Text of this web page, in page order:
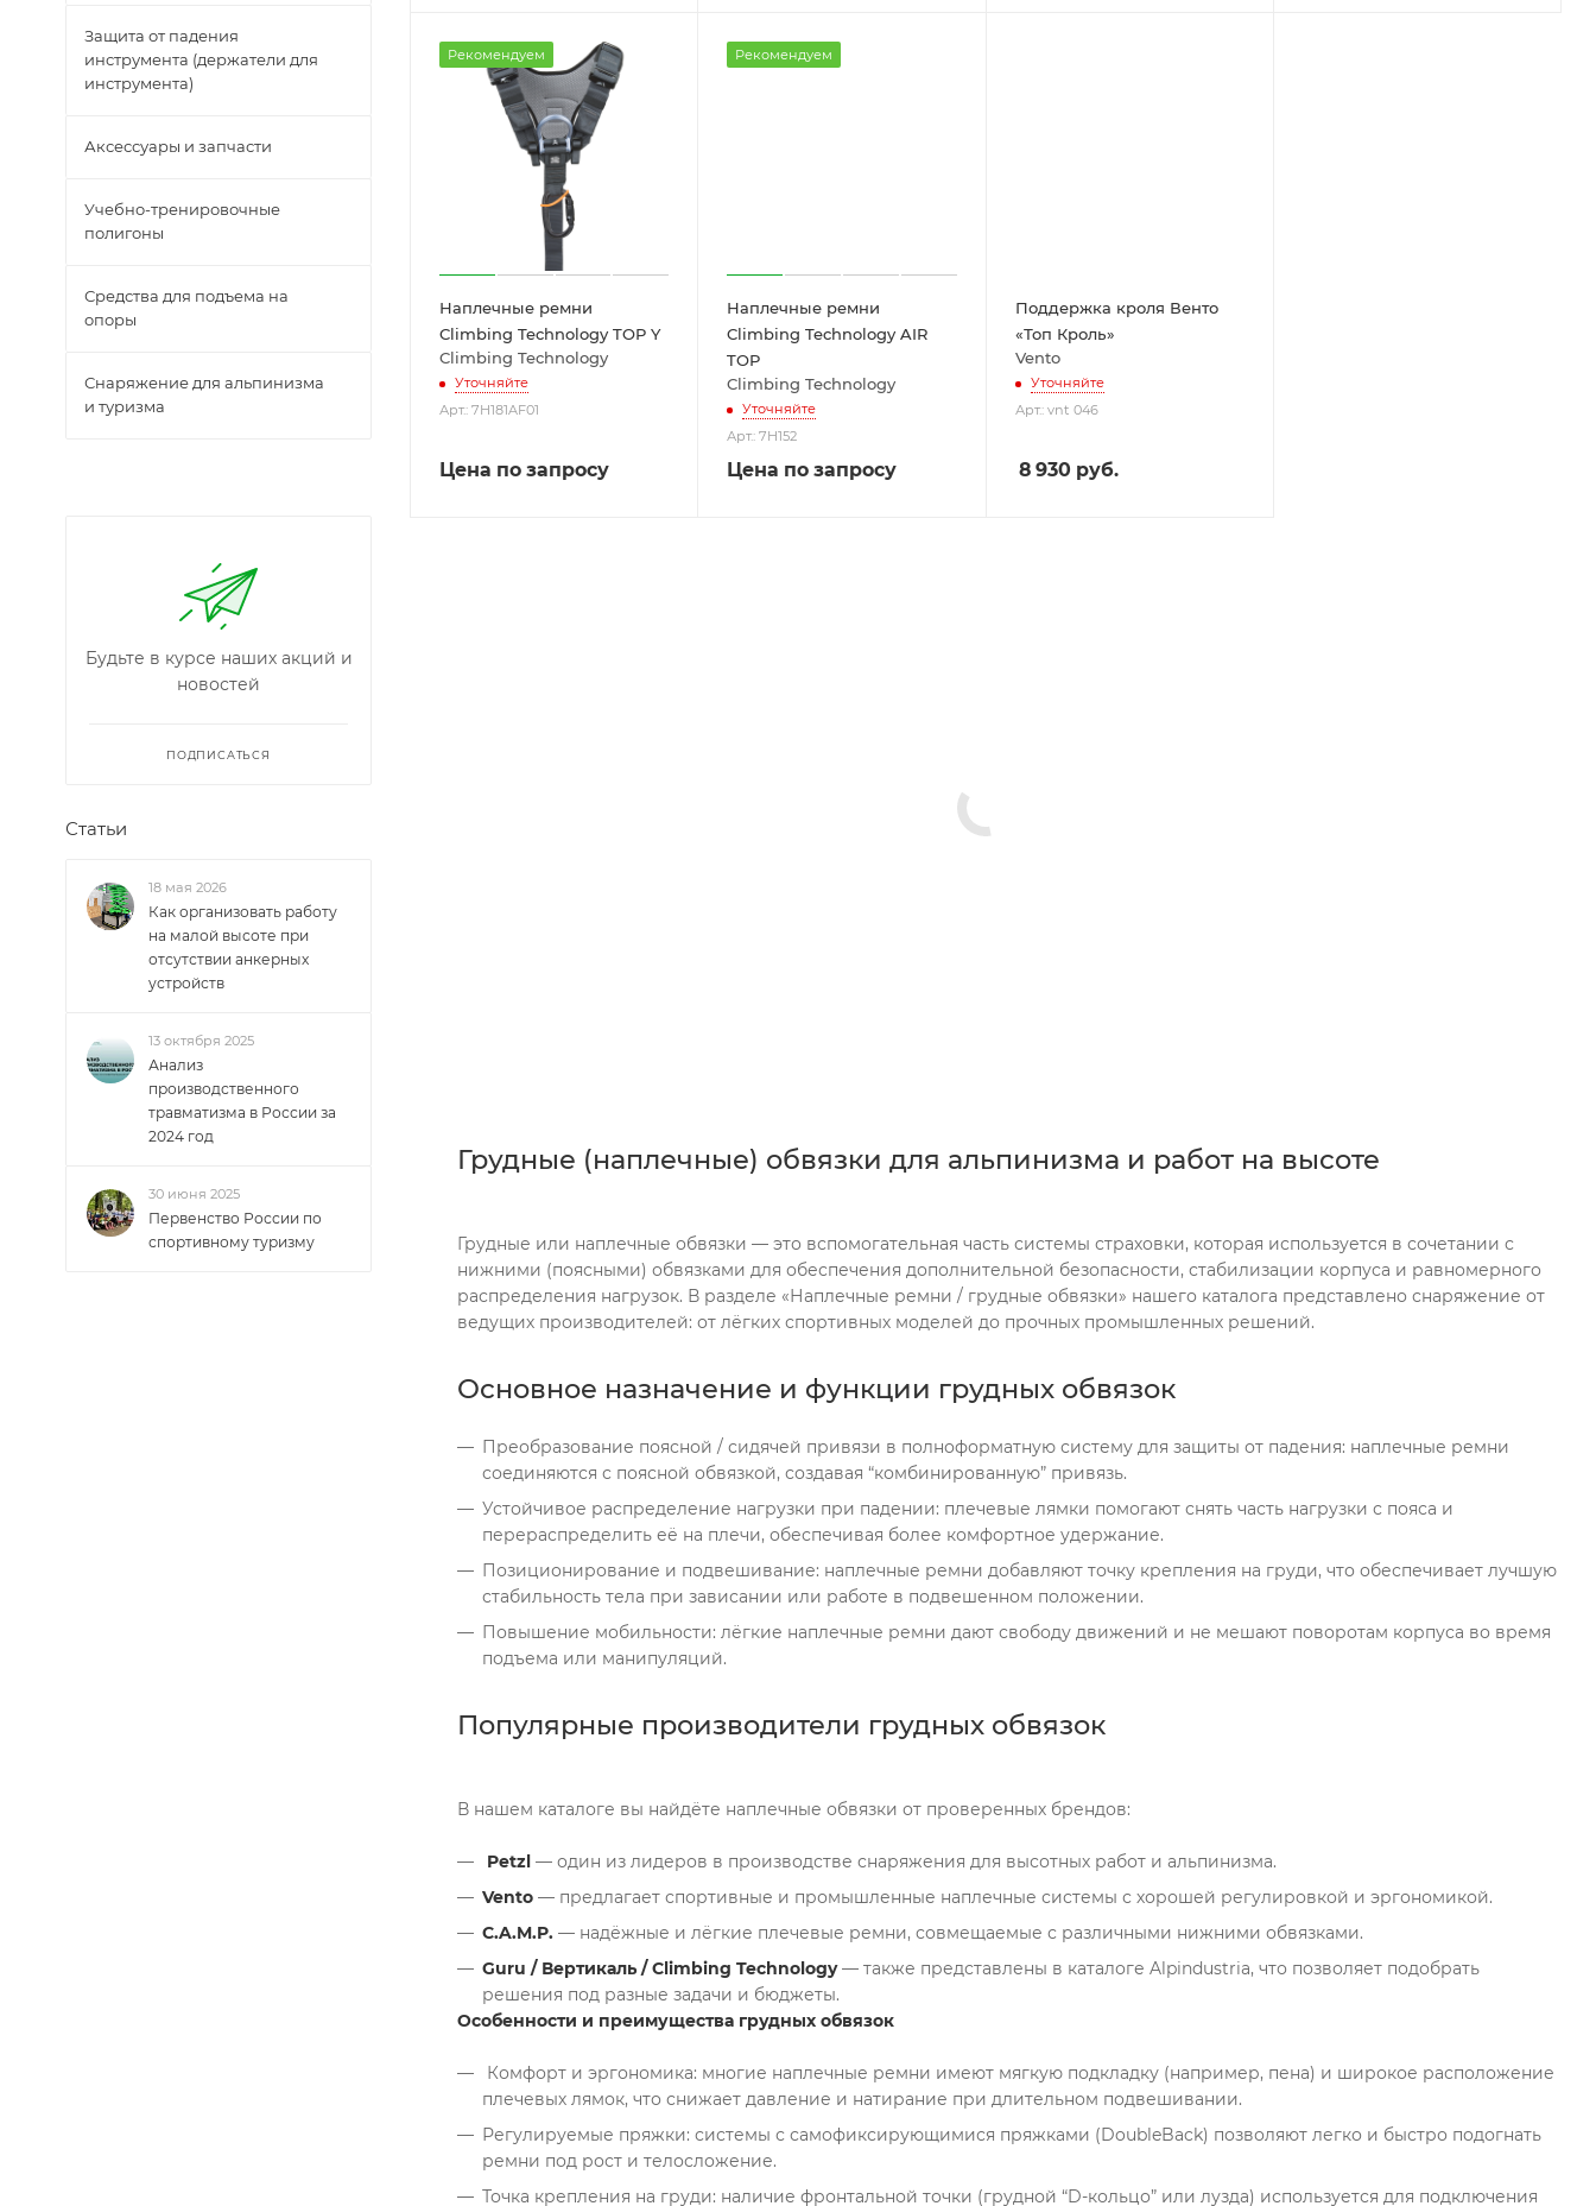
Рекомендуем
Наплечные ремни
Climbing Technology TOP Y
Climbing Technology
Уточняйте
Арт.: 7H181AF01
Цена по запросу
Рекомендуем
Наплечные ремни
Climbing Technology AIR
TOP
Climbing Technology
Уточняйте
Арт.: 7H152
Цена по запросу
Поддержка кроля Венто
«Топ Кроль»
Vento
Уточняйте
Арт.: vnt 046
8 930 руб.
Грудные (наплечные) обвязки для альпинизма и работ на высоте
Грудные или наплечные обвязки — это вспомогательная часть системы страховки, которая используется в сочетании с
нижними (поясными) обвязками для обеспечения дополнительной безопасности, стабилизации корпуса и равномерного
распределения нагрузок. В разделе «Наплечные ремни / грудные обвязки» нашего каталога представлено снаряжение от
ведущих производителей: от лёгких спортивных моделей до прочных промышленных решений.
Основное назначение и функции грудных обвязок
Преобразование поясной / сидячей привязи в полноформатную систему для защиты от падения: наплечные ремни
соединяются с поясной обвязкой, создавая “комбинированную” привязь.
Устойчивое распределение нагрузки при падении: плечевые лямки помогают снять часть нагрузки с пояса и
перераспределить её на плечи, обеспечивая более комфортное удержание.
Позиционирование и подвешивание: наплечные ремни добавляют точку крепления на груди, что обеспечивает лучшую
стабильность тела при зависании или работе в подвешенном положении.
Повышение мобильности: лёгкие наплечные ремни дают свободу движений и не мешают поворотам корпуса во время
подъема или манипуляций.
Популярные производители грудных обвязок
В нашем каталоге вы найдёте наплечные обвязки от проверенных брендов:
Petzl — один из лидеров в производстве снаряжения для высотных работ и альпинизма.
Vento — предлагает спортивные и промышленные наплечные системы с хорошей регулировкой и эргономикой.
C.A.M.P. — надёжные и лёгкие плечевые ремни, совмещаемые с различными нижними обвязками.
Guru / Вертикаль / Climbing Technology— также представлены в каталоге Alpindustria, что позволяет подобрать
решения под разные задачи и бюджеты.
Особенности и преимущества грудных обвязок
Комфорт и эргономика: многие наплечные ремни имеют мягкую подкладку (например, пена) и широкое расположение
плечевых лямок, что снижает давление и натирание при длительном подвешивании.
Регулируемые пряжки: системы с самофиксирующимися пряжками (DoubleBack) позволяют легко и быстро подогнать
ремни под рост и телосложение.
Точка крепления на груди: наличие фронтальной точки (грудной “D-кольцо” или лузда) используется для подключения
Защита от падения
инструмента (держатели для
инструмента)
Аксессуары и запчасти
Учебно-тренировочные
полигоны
Средства для подъема на
опоры
Снаряжение для альпинизма
и туризма
Будьте в курсе наших акций и
новостей
ПОДПИСАТЬСЯ
Статьи
18 мая 2026
Как организовать работу
на малой высоте при
отсутствии анкерных
устройств
13 октября 2025
Анализ
производственного
травматизма в России за
2024 год
30 июня 2025
Первенство России по
спортивному туризму